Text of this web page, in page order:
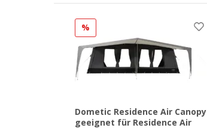
%
Dometic Residence Air Canopy
geeignet für Residence Air